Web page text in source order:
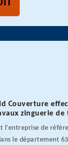
Couverture
zinguerie
l’entreprise de
le département